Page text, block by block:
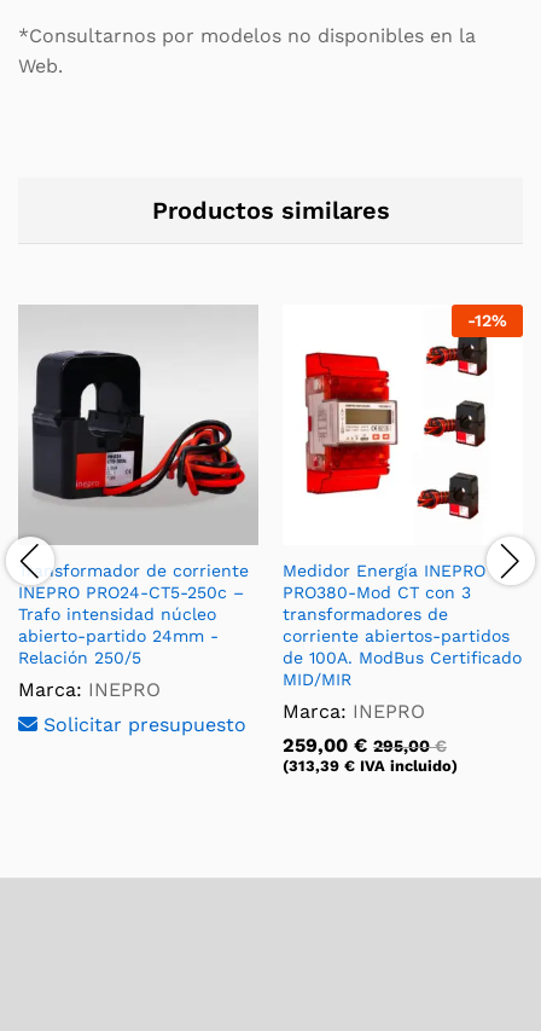
*Consultarnos por modelos no disponibles en la
Web.
Productos similares
Transformador de corriente
INEPRO PRO24-CT5-250c –
Trafo intensidad núcleo
abierto-partido 24mm -
Relación 250/5
Marca: INEPRO
Solicitar presupuesto
-12%
Medidor Energía INEPRO
PRO380-Mod CT con 3
transformadores de
corriente abiertos-partidos
de 100A. ModBus Certificado
MID/MIR
Marca: INEPRO
259,00 € 295,00€
(313,39 € IVA incluido)